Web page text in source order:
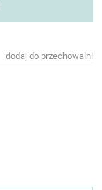
dodaj do przechowalni